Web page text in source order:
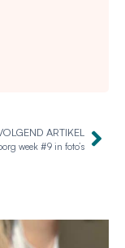
ARTIKEL
week #9 in foto’s